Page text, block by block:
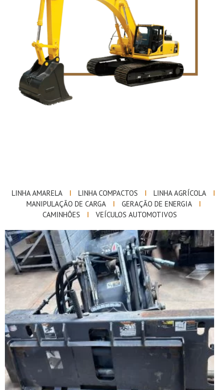
LINHA AMARELA LINHA COMPACTOS
LINHA AGRÍCOLA
MANIPULAÇÃO DE CARGA
GERAÇÃO DE ENERGIA
CAMINHÕES
VEÍCULOS AUTOMOTIVOS